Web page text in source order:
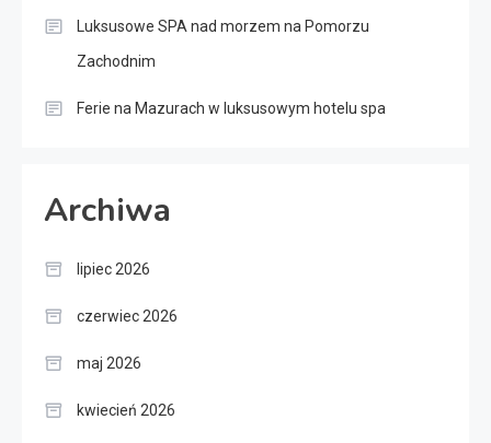
Luksusowe SPA nad morzem na Pomorzu
Zachodnim
Ferie na Mazurach w luksusowym hotelu spa
Archiwa
lipiec 2026
czerwiec 2026
maj 2026
kwiecień 2026